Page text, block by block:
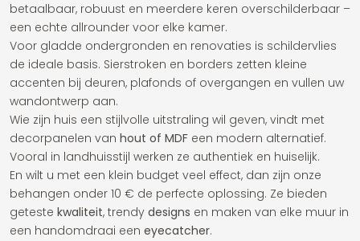
betaalbaar, robuust en meerdere keren overschilderbaar –
een echte allrounder voor elke kamer.
Voor gladde ondergronden en renovaties is schildervlies
de ideale basis. Sierstroken en borders zetten kleine
accenten bij deuren, plafonds of overgangen en vullen uw
wandontwerp aan.
Wie zijn huis een stijlvolle uitstraling wil geven, vindt met
decorpanelen van hout of MDF een modern alternatief.
Vooral in landhuisstijl werken ze authentiek en huiselijk.
En wilt u met een klein budget veel effect, dan zijn onze
behangen onder 10 € de perfecte oplossing. Ze bieden
geteste kwaliteit, trendy designs en maken van elke muur in
een handomdraai een eyecatcher.